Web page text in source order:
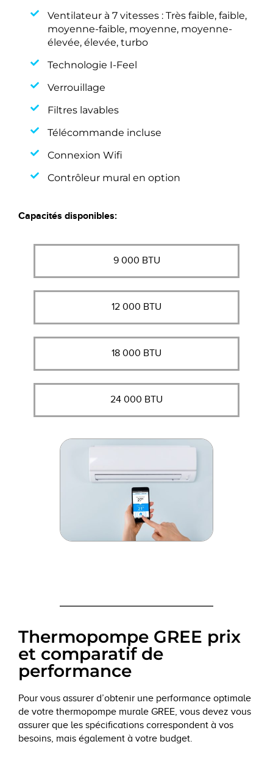
Ventilateur à 7 vitesses : Très faible, faible,
moyenne-faible, moyenne, moyenne-
élevée, élevée, turbo
Technologie I-Feel
Verrouillage
Filtres lavables
Télécommande incluse
Connexion Wifi
Contrôleur mural en option
Capacités disponibles:
9 000 BTU
12 000 BTU
18 000 BTU
24 000 BTU
Thermopompe GREE prix
et comparatif de
performance
Pour vous assurer d’obtenir une performance optimale
de votre thermopompe murale GREE, vous devez vous
assurer que les spécifications correspondent à vos
besoins, mais également à votre budget.